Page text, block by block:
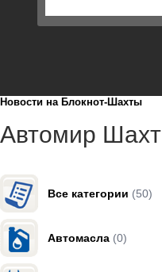
Новости на Блoкнoт-Шахты
Автомир Шахт
Все категории (50)
Автомасла (0)